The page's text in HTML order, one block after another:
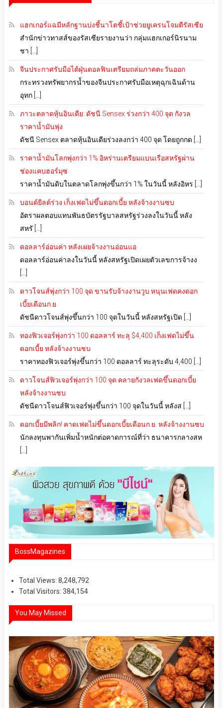
แฮกเกอร์แฉมีหลักฐานบ่งชี้นาโตชี้เป้าช่วยยูเครนโจมตีรัสเซีย
สำนักข่าวทาสส์ของรัสเซียรายงานว่า กลุ่มแฮกเกอร์นิรนาม
ชา […]
จีนประกาศรับมือไต้ฝุ่นดอลฟินเตรียมถล่มภาคตะวันออก
กระทรวงทรัพยากรน้ำของจีนประกาศรับมือเหตุฉุกเฉินด้าน
อุทก […]
ภาวะตลาดหุ้นอินเดีย: ดัชนี Sensex ร่วงกว่า 400 จุด กังวล
ราคาน้ำมันพุ่ง
ดัชนี Sensex ตลาดหุ้นอินเดียร่วงลงกว่า 400 จุด โดยถูกกด […]
ราคาน้ำมันโลกพุ่งกว่า 1% อิหร่านเตรียมแบนเรือสหรัฐผ่าน
ช่องแคบฮอร์มุซ
ราคาน้ำมันดิบในตลาดโลกพุ่งขึ้นกว่า 1% ในวันนี้ หลังอิหร […]
บอนด์ยีลด์ร่วง เก็งเฟดไม่ขึ้นดอกเบี้ย หลังจ้างงานซบ
อัตราผลตอบแทนพันธบัตรรัฐบาลสหรัฐร่วงลงในวันนี้ หลัง
สหรั […]
ดอลลาร์อ่อนค่า หลังเผยจ้างงานอ่อนแอ
ดอลลาร์อ่อนค่าลงในวันนี้ หลังสหรัฐเปิดเผยตัวเลขการจ้างง
ดาวโจนส์พุ่งกว่า 100 จุด ขานรับจ้างงานวูบ หนุนเฟดคงดอก
เบี้ยเดือนก.ย.
ดัชนีดาวโจนส์พุ่งขึ้นกว่า 100 จุดในวันนี้ หลังสหรัฐเปิด […]
ทองฟิวเจอร์พุ่งกว่า 100 ดอลลาร์ ทะลุ $4,400 เก็งเฟดไม่ขึ้น
ดอกเบี้ย หลังจ้างงานซบ
ราคาทองฟิวเจอร์พุ่งขึ้นกว่า 100 ดอลลาร์ ทะลุระดับ 4,400 […]
ดาวโจนส์ฟิวเจอร์พุ่งกว่า 100 จุด คลายกังวลเฟดขึ้นดอกเบี้ย
หลังจ้างงานซบ
ดัชนีดาวโจนส์ฟิวเจอร์พุ่งขึ้นกว่า 100 จุดในวันนี้ หลังส […]
ดอกเบี้ยมีพลิก! คาดเฟดไม่ขึ้นดอกเบี้ยเดือนก.ย. หลังจ้างงานซบ
นักลงทุนพากันเพิ่มน้ำหนักต่อคาดการณ์ที่ว่า ธนาคารกลางสห
BossMagazines
Total Views: 8,248,792
Total Visitors: 384,154
You May Missed